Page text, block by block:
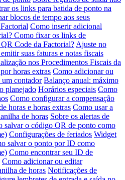
os links para batida de ponto na
blocos de tempo aos seus
Como inserir adicional
Como fixar os links de
Code da Factorial? Ajuste no
suas faturas e notas fiscais
nos Procedimentos Fiscais da
horas extras Como adicionar ou
um contador Balanço anual: máximo
planejado Horários especiais Como
Como configurar a compensação
horas e horas extras Como usar a
de horas Sobre os alertas de
salvar o código QR de ponto como
Configurações de feriados Widget
salvar o ponto por ID como
Como encontrar seu ID de
Como adicionar ou editar
de horas Notificações de